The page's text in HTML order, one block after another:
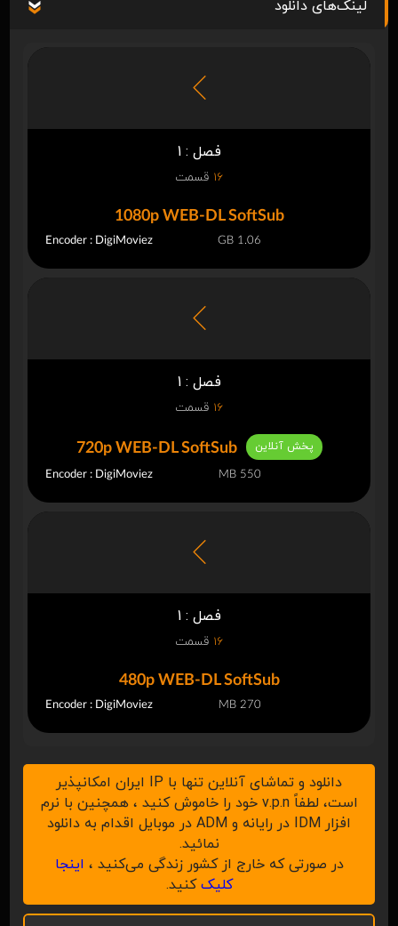
لینک‌های دانلود
فصل : 1
16 قسمت
1080p WEB-DL SoftSub
Encoder : DigiMoviez 1.06 GB
فصل : 1
16 قسمت
720p WEB-DL SoftSub پخش آنلاین
Encoder : DigiMoviez 550 MB
فصل : 1
16 قسمت
480p WEB-DL SoftSub
Encoder : DigiMoviez 270 MB
دانلود و تماشای آنلاین تنها با IP ایران امکانپذیر
است، لطفاً v.p.n خود را خاموش کنید ، همچنین با نرم
افزار IDM در رایانه و ADM در موبایل اقدام به دانلود
نمائید.
در صورتی که خارج از کشور زندگی می‌کنید ، اینجا
کلیککنید.